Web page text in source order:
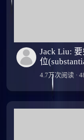
Jack Liu:
位
4.7万次阅读 ·